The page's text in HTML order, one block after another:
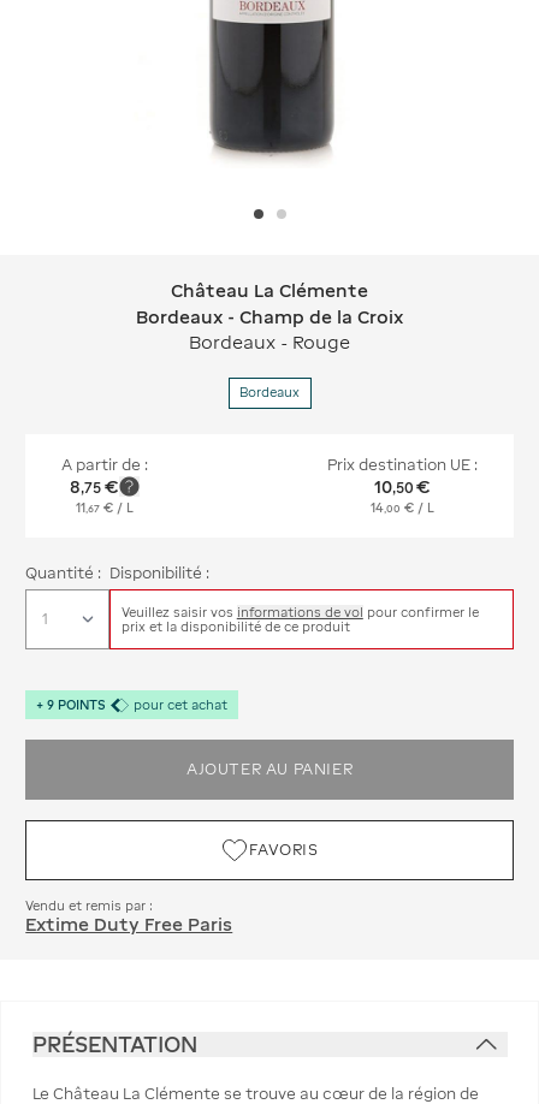
Château La Clémente Bordeaux -
Château La Clémente
Bordeaux - Champ de la Croix
Bordeaux - Rouge
Bordeaux
A partir de :
8,75 €
11 ,67 € / L
Prix destination UE :
10,50 €
14 ,00 € / L
Quantité : Disponibilité :
Veuillez saisir vos informations de vol pour confirmer le
prix et la disponibilité de ce produit
+ 9 POINTS pour cet achat
AJOUTER AU PANIER
FAVORIS
Vendu et remis par :
Extime Duty Free Paris
PRÉSENTATION
Le Château La Clémente se trouve au cœur de la région de